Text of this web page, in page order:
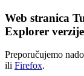
Web stranica
Explorer
Preporučujemo
ili Firefox.